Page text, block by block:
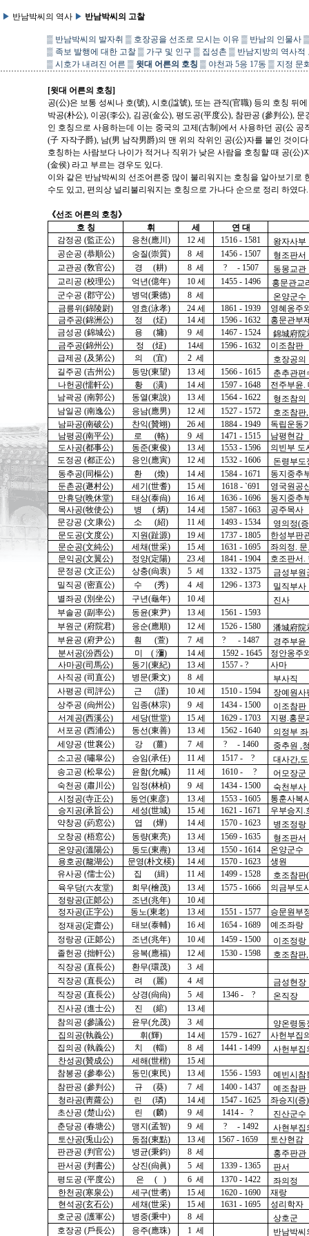
▶ 반남박씨의 역사 ▶ 반남박씨의 고찰
▒ 반남박씨의 발자취 ▒ 호장공을 선조로 모시는 이유 ▒ 반남의 인물사 ▒
▒ 족보 발행에 대한 고찰 ▒ 가구 및 인구 ▒ 집성촌 ▒ 반남지방의 역사적
▒ 시호가 내려진 어른 ▒ 윗대 어른의 호칭 ▒ 야천과 5응 17동 ▒ 지정 문
[윗대 어른의 호칭]
공(公)은 보통 성씨나 호(號), 시호(諡號), 또는 관직(官職) 등의 호칭 뒤
박공(朴公), 이공(李公), 김공(金公), 평도공(平度公), 참판공 (參判公),
인 호칭으로 사용하는데 이는 중국의 고제(古制)에서 사용하던 공(公
(子 자작子爵), 남(男 남작男爵)의 맨 위의 작위인 공(公)자를 붙인 것이
호칭하는 사람보다 나이가 적거나 직위가 낮은 사람을 호칭할 때 공(公
(金侯) 라고 부르는 경우도 있다.
이와 같은 반남박씨의 선조어른중 많이 불리워지는 호칭을 알아보기로
수도 있고, 편의상 널리불리워지는 호칭으로 가나다 순으로 정리 하였다.
《선조 어른의 호칭》
호 칭
휘 세
연 대
감정공 (監正公)
응천(應川) 12 세 1516 - 1581
왕자사부
공순공 (恭順公)
숭질(崇質) 8 세 1456 - 1507
형조판서
교관공 (敎官公)
경 (耕) 8 세 ? - 1507
동몽교관
교리공 (校理公)
억년(億年) 10 세 1455 - 1496
홍문관교
군수공 (郡守公)
병덕(秉德) 8 세
온양군수
금릉위(錦陵尉)
영효(泳孝) 24 세 1861 - 1939
영혜옹주
금주공(錦洲公)
정 (炡) 14 세 1596 - 1632
홍문관부
금성공 (錦城公)
용 (墉) 9 세 1467 - 1524
錦城府院
금주공(錦州公)
정 (炡) 14세 1596 - 1632
이조참판
급제공 (及第公)
의 (宜) 2 세
호장공의
길주공 (吉州公)
동망(東望) 13 세 1566 - 1615
춘추관편
나헌공(懦軒公)
황 (潢) 14 세 1597 - 1648 전주부윤.
남곽공 (南郭公)
동열(東說) 13 세 1564 - 1622
형조참의
남일공 (南逸公)
응남(應男) 12 세 1527 - 1572
호조참판
남파공(南破公)
찬익(贊翊) 26 세 1884 - 1949
독립운동
남평공(南平公)
로 (輅) 9 세 1471 - 1515
남평현감
도사공(都事公)
동준(東俊) 13 세 1553 - 1596
의빈부 도
도정공 (都正公)
응인(應寅) 12 세 1532 - 1606
돈령부도
동추공(同樞公)
환 (煥) 14 세 1584 - 1671
동지중추
둔촌공(遯村公)
세기(世耆) 15 세 1618 - `691 영국원공
만휴당(晩休堂)
태상(泰尙) 16 세 1636 - 1696
동지중추
목사공(牧使公)
병 ( 炳) 14 세 1587 - 1663
공주목사
문강공 (文康公)
소 (紹) 11 세 1493 - 1534
영의정(
문도공(文度公)
지원(趾源) 19 세 1737 - 1805
한성부판
문순공(文純公)
세채(世采) 15 세 1631 - 1695
좌의정.
문익공(文翼公)
정양(定陽) 23 세 1841 - 1904
호조판서.
문정공 (文正公)
상충(尙衷) 5 세 1332 - 1375
금성부원
밀직공 (密直公)
수 (秀) 4 세 1296 - 1373
밀직부사
별좌공 (別坐公)
구년(龜年) 10 세
진사
부솔공 (副率公)
동윤(東尹) 13 세
1561 - 1593
부원군 (府院君)
응순(應順) 12 세 1526 - 1580
潘城府院
부윤공 (府尹公)
훤 (萱) 7 세 ? - 1487
경주부윤
분서공(汾西公)
미 ( 瀰) 14 세 1592 - 1645
정안옹주
사마공(司馬公)
동기(東紀) 13 세 1557 - ?
사마
사직공 (司直公)
병문(秉文) 8 세
부사직
사평공 (司評公)
근 (謹) 10 세 1510 - 1594
장예원사
상주공 (尙州公)
임종(林宗) 9 세 1434 - 1500
이조참판
서계공(西溪公)
세당(世堂) 15 세 1629 - 1703
지평.홍문
서포공 (西浦公)
동선(東善) 13 세 1562 - 1640
의정부
세양공 (世襄公)
강 (薑) 7 세 ? - 1460
중추원 ,
소고공 (嘯皐公)
승임(承任) 11 세 1517 - ?
대사간,
송고공 (松皐公)
윤함(允喊) 11 세 1610 - ?
어모장군
숙천공 (肅川公)
임정(林楨) 9 세 1434 - 1500
숙천부사
시정공(寺正公)
동언(東彦) 13 세 1553 - 1605
통훈사복
승지공(承旨公)
세성(世城) 15 세 1621 - 1671
우부승지.
약창공 (葯窓公)
엽 (燁) 14 세 1570 - 1623
병조정랑
오창공 (梧窓公)
동량(東亮) 13 세 1569 - 1635
형조판서
온양공(溫陽公)
동도(東燾) 13 세 1550 - 1614
온양군수
용호공(龍湖公)
문영(朴文楧) 14 세 1570 - 1623
생원
유사공 (儒士公)
집 (緝) 11 세 1499 - 1528
호조참판
육우당(六友堂)
회무(檜茂) 13 세 1575 - 1666
의금부도
정랑공(正郞公)
조년(兆年)
10 세
정자공(正字公)
동노(東老) 13 세 1551 - 1577
승문원부
정재공(定齋公)
태보(泰輔) 16 세 1654 - 1689
예조좌랑
정랑공 (正郞公)
조년(兆年) 10 세 1459 - 1500
이조정랑
졸헌공 (拙軒公)
응복(應福) 12 세 1530 - 1598
호조참판
직장공 (直長公)
환무(環茂)
3 세
직장공 (直長公)
려 (麗) 4 세
금성현장
직장공 (直長公)
상경(尙尙) 5 세 1346 - ?
온직장
진사공 (進士公)
진 (綰)
13 세
참의공 (參議公)
윤무(允茂) 3 세
양온령동
집의공(執義公)
휘(輝) 14 세 1579 - 1627
사헌부집
집의공 (執義公)
치 (輜) 8 세 1441 - 1499
사헌부집
찬성공(贊成公)
세해(世楷)
15 세
참봉공 (參奉公)
동민(東民) 13 세 1556 - 1593
예빈시참
참판공 (參判公)
규 (葵) 7 세 1400 - 1437
예조참판
청라공(靑蘿公)
린 (璘) 14 세 1547 - 1625
좌승지(증)
초산공 (楚山公)
린 (麟) 9 세 1414 - ?
진산군수
춘당공 (春塘公)
맹지(孟智) 9 세 ? - 1492
사현부집
토산공(兎山公)
동점(東點) 13 세 1567 - 1659
토산현감
판관공 (判官公)
병균(秉鈞) 8 세
홍주판관
판서공 (判書公)
상진(尙眞) 5 세 1339 - 1365
판서
평도공 (平度公)
은 ( ) 6 세 1370 - 1422
좌의정
한천공(寒泉公)
세구(世耉) 15 세 1620 - 1690
재랑
현석공(玄石公)
세채(世采) 15 세 1631 - 1695
성리학자
호군공 (護軍公)
병중(秉中) 8 세
상호군
호장공 (戶長公)
응주(應珠) 1 세 반남박씨